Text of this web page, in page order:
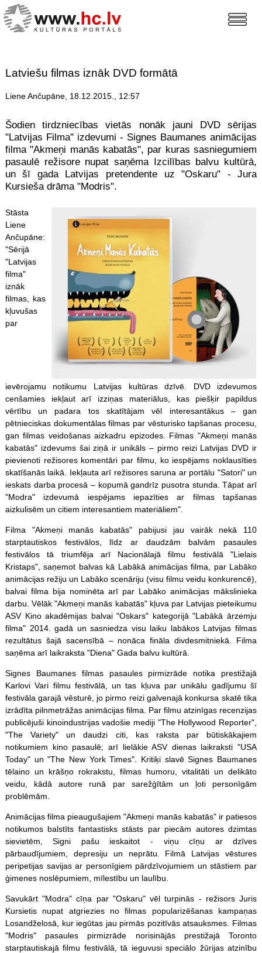
Latviešu filmas iznāk DVD formātā
Liene Ančupāne, 18.12.2015., 12:57
Šodien tirdzniecības vietās nonāk jauni DVD sērijas
"Latvijas Filma" izdevumi - Signes Baumanes animācijas
filma "Akmeņi manās kabatās", par kuras sasniegumiem
pasaulē režisore nupat saņēma Izcilības balvu kultūrā,
un šī gada Latvijas pretendente uz "Oskaru" - Jura
Kursieša drāma "Modris".
Stāsta
Liene
Ančupāne:
"Sērijā
"Latvijas
filma"
iznāk
filmas, kas
kļuvušas
par
ievērojamu notikumu Latvijas kultūras dzīvē. DVD izdevumos
cenšamies iekļaut arī izziņas materiālus, kas piešķir papildus
vērtību un padara tos skatītājam vēl interesantākus – gan
pētnieciskas dokumentālas filmas par vēsturisko tapšanas procesu,
gan filmas veidošanas aizkadru epizodes. Filmas "Akmeņi manās
kabatās" izdevums šai ziņā ir unikāls – pirmo reizi Latvijas DVD ir
pievienoti režisores komentāri par filmu, ko iespējams noklausīties
skatīšanās laikā. Iekļauta arī režisores saruna ar portālu "Satori" un
ieskats darba procesā – kopumā gandrīz pusotra stunda. Tāpat arī
"Modra" izdevumā iespējams iepazīties ar filmas tapšanas
aizkulisēm un citiem interesantiem materiāliem".
Filma "Akmeņi manās kabatās" pabijusi jau vairāk nekā 110
starptautiskos festivālos, līdz ar daudzām balvām pasaules
festivālos tā triumfēja arī Nacionālajā filmu festivālā "Lielais
Kristaps", saņemot balvas kā Labākā animācijas filma, par Labāko
animācijas režiju un Labāko scenāriju (visu filmu veidu konkurencē),
balvai filma bija nominēta arī par Labāko animācijas mākslinieka
darbu. Vēlāk "Akmeņi manās kabatās" kļuva par Latvijas pieteikumu
ASV Kino akadēmijas balvai "Oskars" kategorijā "Labākā ārzemju
filma" 2014. gadā un sasniedza visu laiku labākos Latvijas filmas
rezultātus šajā sacensībā – nonāca fināla divdesmitniekā. Filma
saņēma arī laikraksta "Diena" Gada balvu kultūrā.
Signes Baumanes filmas pasaules pirmizrāde notika prestižajā
Karlovi Vari filmu festivālā, un tas kļuva par unikālu gadījumu šī
festivāla garajā vēsturē, jo pirmo reizi galvenajā konkursa skatē tika
izrādīta pilnmetrāžas animācijas filma. Par filmu atzinīgas recenzijas
publicējuši kinoindustrijas vadošie mediji "The Hollywood Reporter",
"The Variety" un daudzi citi, kas raksta par būtiskākajiem
notikumiem kino pasaulē; arī lielākie ASV dienas laikraksti "USA
Today" un "The New York Times". Kritiķi slavē Signes Baumanes
tēlaino un krāšņo rokrakstu, filmas humoru, vitalitāti un delikāto
veidu, kādā autore runā par sarežģītām un ļoti personīgām
problēmām.
Animācijas filma pieaugušajiem "Akmeņi manās kabatās" ir patiesos
notikumos balstīts fantastisks stāsts par piecām autores dzimtas
sievietēm, Signi pašu ieskaitot - viņu cīņu ar dzīves
pārbaudījumiem, depresiju un neprātu. Filmā Latvijas vēstures
peripetijas savijas ar personīgiem pārdzīvojumiem un stāstiem par
ģimenes noslēpumiem, mīlestību un laulību.
Savukārt "Modra" cīņa par "Oskaru" vēl turpinās - režisors Juris
Kursietis nupat atgriezies no filmas popularizēšanas kampaņas
Losandželosā, kur iegūtas jau pirmās pozitīvās atsauksmes. Filmas
"Modris" pasaules pirmizrāde norisinājās prestižajā Toronto
starptautiskajā filmu festivālā, tā ieguvusi speciālo žūrijas atzinību